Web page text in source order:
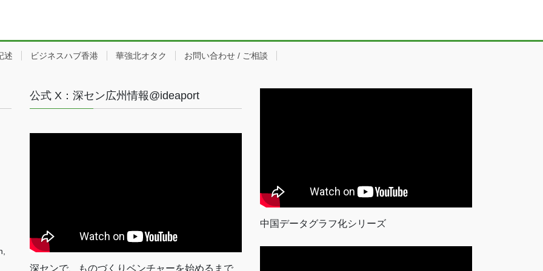
述 ビジネスハブ香港 華強北オタク お問い合わせ / ご相談
公式 X：深セン広州情報@ideaport
深センで、ものづくりベンチャーを始めるまで
中国データグラフ化シリーズ